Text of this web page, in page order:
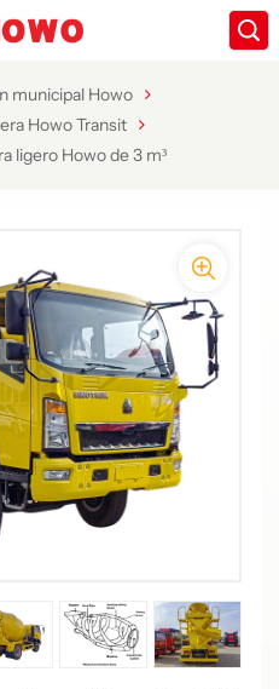
municipal Howo
Howo Transit
ligero Howo de 3 m³